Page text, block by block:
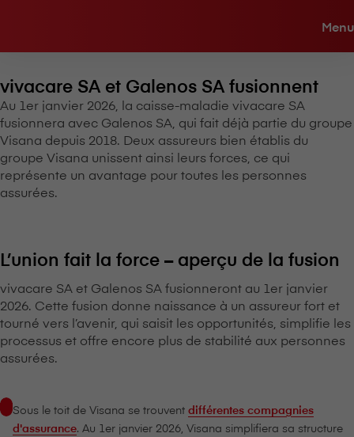
Menu
vivacare SA et Galenos SA fusionnent
Au 1er janvier 2026, la caisse-maladie vivacare SA
fusionnera avec Galenos SA, qui fait déjà partie du groupe
V⁠i⁠s⁠a⁠n⁠a depuis 2018. Deux assureurs bien établis du
groupe V⁠i⁠s⁠a⁠n⁠a unissent ainsi leurs forces, ce qui
représente un avantage pour toutes les personnes
assurées.
L’union fait la force – aperçu de la fusion
vivacare SA et Galenos SA fusionneront au 1er janvier
2026. Cette fusion donne naissance à un assureur fort et
tourné vers l’avenir, qui saisit les opportunités, simplifie les
processus et offre encore plus de stabilité aux personnes
assurées.
Sous le toit de V⁠i⁠s⁠a⁠n⁠a se trouvent différentes compagnies
d'assurance. Au 1er janvier 2026, V⁠i⁠s⁠a⁠n⁠a simplifiera sa structure